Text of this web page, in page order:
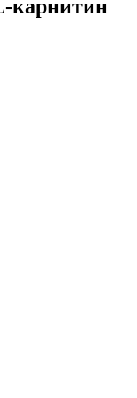
карнитин